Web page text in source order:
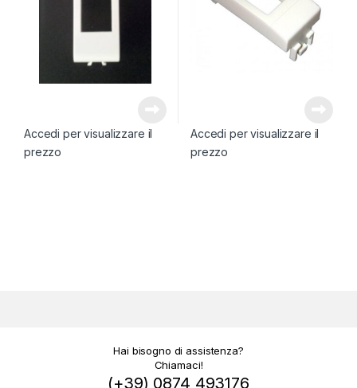
Accedi per visualizzare il
prezzo
Accedi per visualizzare il
prezzo
Hai bisogno di assistenza?
Chiamaci!
(+39) 0874 493176